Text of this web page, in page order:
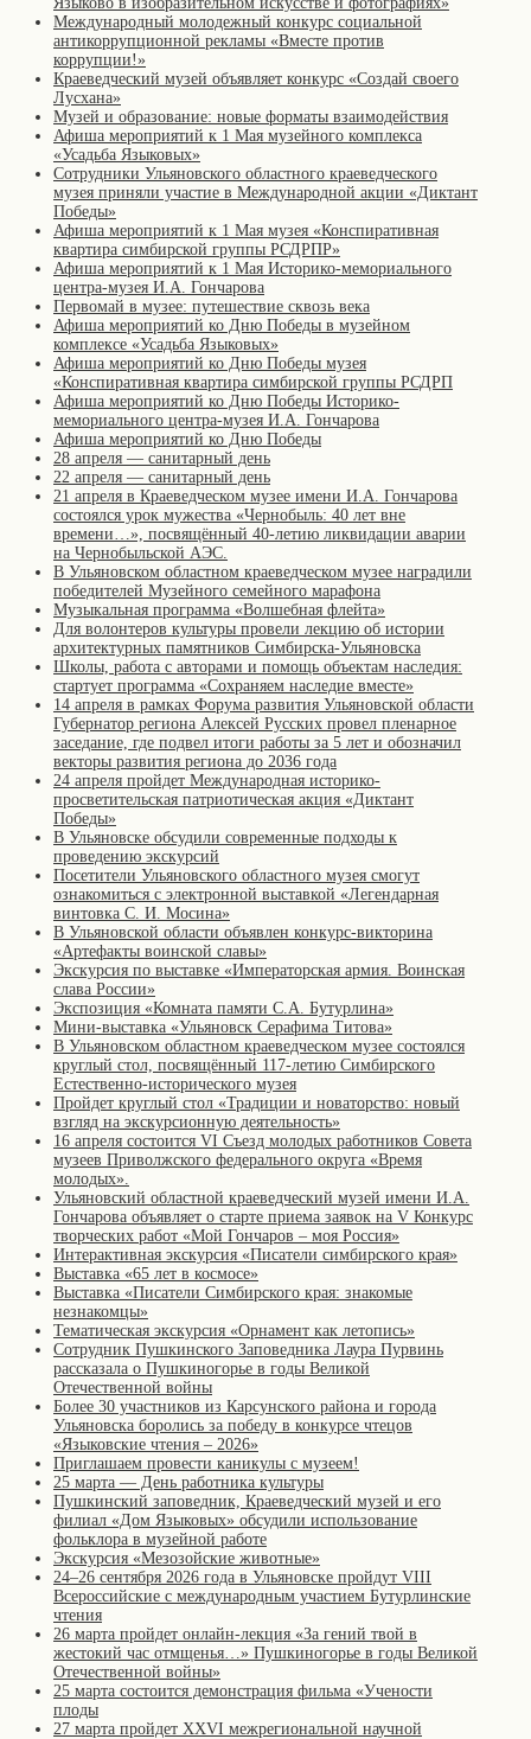
Международный молодежный конкурс социальной
антикоррупционной рекламы «Вместе против
коррупции!»
Краеведческий музей объявляет конкурс «Создай своего
Лусхана»
Музей и образование: новые форматы взаимодействия
Афиша мероприятий к 1 Мая музейного комплекса
«Усадьба Языковых»
Сотрудники Ульяновского областного краеведческого
музея приняли участие в Международной акции «Диктант
Победы»
Афиша мероприятий к 1 Мая музея «Конспиративная
квартира симбирской группы РСДРПР»
Афиша мероприятий к 1 Мая Историко-мемориального
центра-музея И.А. Гончарова
Первомай в музее: путешествие сквозь века
Афиша мероприятий ко Дню Победы в музейном
комплексе «Усадьба Языковых»
Афиша мероприятий ко Дню Победы музея
«Конспиративная квартира симбирской группы РСДРП
Афиша мероприятий ко Дню Победы Историко-
мемориального центра-музея И.А. Гончарова
Афиша мероприятий ко Дню Победы
28 апреля — санитарный день
22 апреля — санитарный день
21 апреля в Краеведческом музее имени И.А. Гончарова
состоялся урок мужества «Чернобыль: 40 лет вне
времени…», посвящённый 40-летию ликвидации аварии
на Чернобыльской АЭС.
В Ульяновском областном краеведческом музее наградили
победителей Музейного семейного марафона
Музыкальная программа «Волшебная флейта»
Для волонтеров культуры провели лекцию об истории
архитектурных памятников Симбирска-Ульяновска
Школы, работа с авторами и помощь объектам наследия:
стартует программа «Сохраняем наследие вместе»
14 апреля в рамках Форума развития Ульяновской области
Губернатор региона Алексей Русских провел пленарное
заседание, где подвел итоги работы за 5 лет и обозначил
векторы развития региона до 2036 года
24 апреля пройдет Международная историко-
просветительская патриотическая акция «Диктант
Победы»
В Ульяновске обсудили современные подходы к
проведению экскурсий
Посетители Ульяновского областного музея смогут
ознакомиться с электронной выставкой «Легендарная
винтовка С. И. Мосина»
В Ульяновской области объявлен конкурс-викторина
«Артефакты воинской славы»
Экскурсия по выставке «Императорская армия. Воинская
слава России»
Экспозиция «Комната памяти С.А. Бутурлина»
Мини-выставка «Ульяновск Серафима Титова»
В Ульяновском областном краеведческом музее состоялся
круглый стол, посвящённый 117-летию Симбирского
Естественно-исторического музея
Пройдет круглый стол «Традиции и новаторство: новый
взгляд на экскурсионную деятельность»
16 апреля состоится VI Съезд молодых работников Совета
музеев Приволжского федерального округа «Время
молодых».
Ульяновский областной краеведческий музей имени И.А.
Гончарова объявляет о старте приема заявок на V Конкурс
творческих работ «Мой Гончаров – моя Россия»
Интерактивная экскурсия «Писатели симбирского края»
Выставка «65 лет в космосе»
Выставка «Писатели Симбирского края: знакомые
незнакомцы»
Тематическая экскурсия «Орнамент как летопись»
Сотрудник Пушкинского Заповедника Лаура Пурвинь
рассказала о Пушкиногорье в годы Великой
Отечественной войны
Более 30 участников из Карсунского района и города
Ульяновска боролись за победу в конкурсе чтецов
«Языковские чтения – 2026»
Приглашаем провести каникулы с музеем!
25 марта — День работника культуры
Пушкинский заповедник, Краеведческий музей и его
филиал «Дом Языковых» обсудили использование
фольклора в музейной работе
Экскурсия «Мезозойские животные»
24–26 сентября 2026 года в Ульяновске пройдут VIII
Всероссийские с международным участием Бутурлинские
чтения
26 марта пройдет онлайн-лекция «За гений твой в
жестокий час отмщенья…» Пушкиногорье в годы Великой
Отечественной войны»
25 марта состоится демонстрация фильма «Учености
плоды
27 марта пройдет XXVI межрегиональной научной